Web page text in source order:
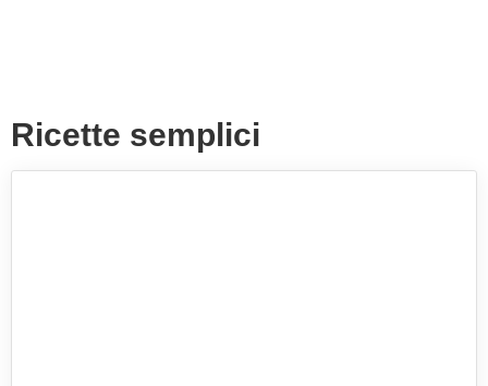
Ricette semplici